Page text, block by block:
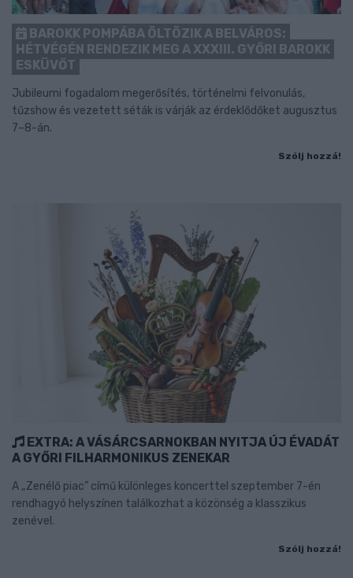
BAROKK POMPÁBA ÖLTÖZIK A BELVÁROS:
HÉTVÉGÉN RENDEZIK MEG A XXXIII. GYŐRI BAROKK
ESKÜVŐT
Jubileumi fogadalom megerősítés, történelmi felvonulás,
tűzshow és vezetett séták is várják az érdeklődőket augusztus
7–8-án.
Szólj hozzá!
EXTRA: A VÁSÁRCSARNOKBAN NYITJA ÚJ ÉVADÁT
A GYŐRI FILHARMONIKUS ZENEKAR
A „Zenélő piac” című különleges koncerttel szeptember 7-én
rendhagyó helyszínen találkozhat a közönség a klasszikus
zenével.
Szólj hozzá!